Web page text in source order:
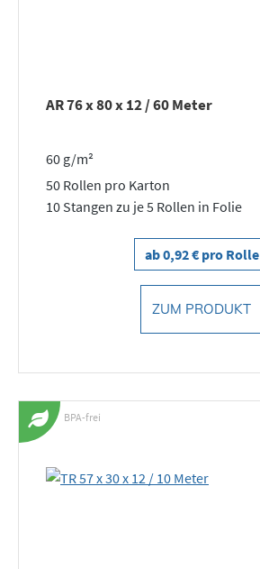
AR 76 x 80 x 12 / 60 Meter
60 g/m²
50 Rollen pro Karton
10 Stangen zu je 5 Rollen in Folie
ab 0,92 € pro Rolle
ZUM PRODUKT
BPA-frei